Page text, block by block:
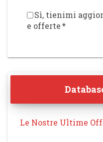
Sì, tienimi
e offerte*
Le Nostre Ultime